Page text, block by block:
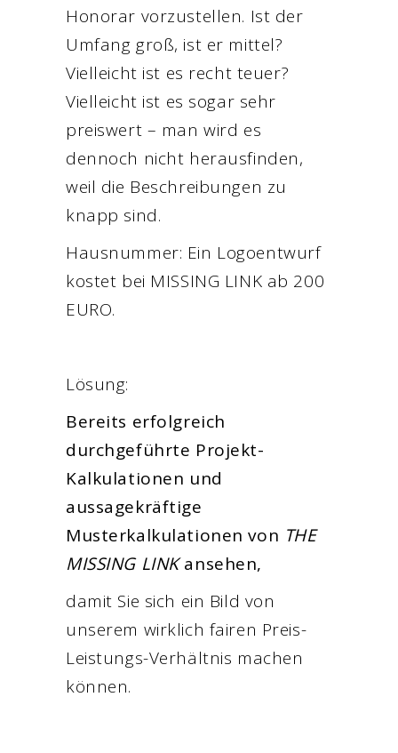
Honorar vorzustellen. Ist der
Umfang groß, ist er mittel?
Vielleicht ist es recht teuer?
Vielleicht ist es sogar sehr
preiswert – man wird es
dennoch nicht herausfinden,
weil die Beschreibungen zu
knapp sind.
Hausnummer: Ein Logoentwurf
kostet bei MISSING LINK ab 200
EURO.
Lösung:
Bereits erfolgreich
durchgeführte Projekt-
Kalkulationen und
aussagekräftige
Musterkalkulationen von THE
MISSING LINKansehen,
damit Sie sich ein Bild von
unserem wirklich fairen Preis-
Leistungs-Verhältnis machen
können.